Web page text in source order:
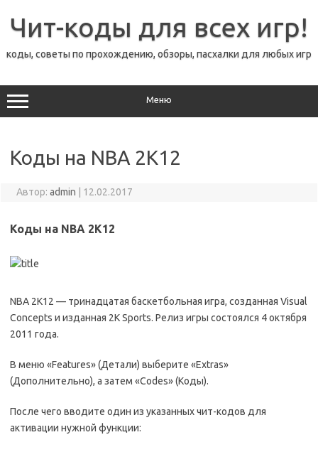
содержимому
Чит-коды для всех игр!
коды, советы по прохождению, обзоры, пасхалки для любых игр
Меню
Коды на NBA 2K12
Автор: admin 12.02.2017
Коды на NBA 2K12
NBA 2K12 — тринадцатая баскетбольная игра, созданная Visual
Concepts и изданная 2K Sports. Релиз игры состоялся 4 октября
2011 года.
В меню «Features» (Детали) выберите «Extras»
(Дополнительно), а затем «Codes» (Коды).
После чего вводите один из указанных чит-кодов для
активации нужной функции: